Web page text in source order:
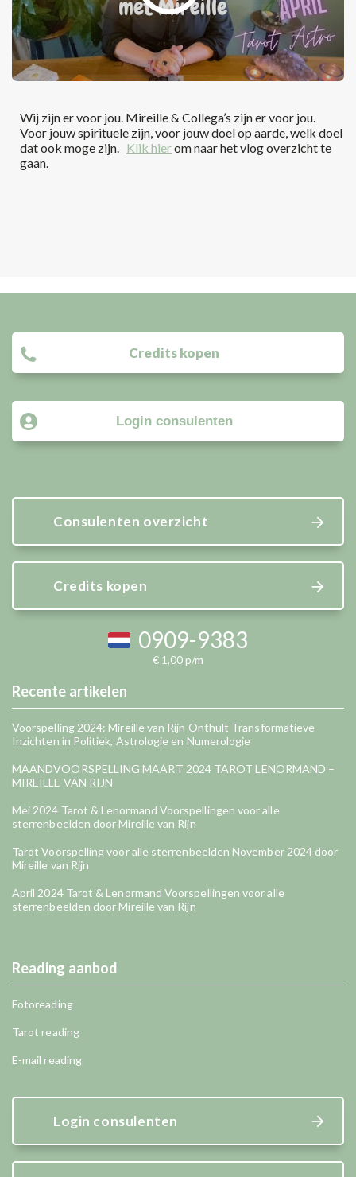
Wij zijn er voor jou. Mireille & Collega’s zijn er voor jou.
Voor jouw spirituele zijn, voor jouw doel op aarde, welk doel
dat ook moge zijn. Klik hierom naar het vlog overzicht te
gaan.
Credits kopen
Login consulenten
Consulenten overzicht
Credits kopen
0909-9383
€ 1,00 p/m
Recente artikelen
Voorspelling 2024: Mireille van Rijn Onthult Transformatieve
Inzichten in Politiek, Astrologie en Numerologie
MAANDVOORSPELLING MAART 2024 TAROT LENORMAND –
MIREILLE VAN RIJN
Mei 2024 Tarot & Lenormand Voorspellingen voor alle
sterrenbeelden door Mireille van Rijn
Tarot Voorspelling voor alle sterrenbeelden November 2024 door
Mireille van Rijn
April 2024 Tarot & Lenormand Voorspellingen voor alle
sterrenbeelden door Mireille van Rijn
Reading aanbod
Fotoreading
Tarot reading
E-mail reading
Login consulenten